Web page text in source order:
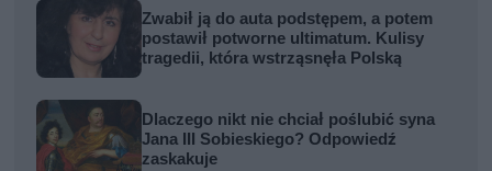
Zwabił ją do auta podstępem, a potem
postawił potworne ultimatum. Kulisy
tragedii, która wstrząsnęła Polską
Dlaczego nikt nie chciał poślubić syna
Jana III Sobieskiego? Odpowiedź
zaskakuje